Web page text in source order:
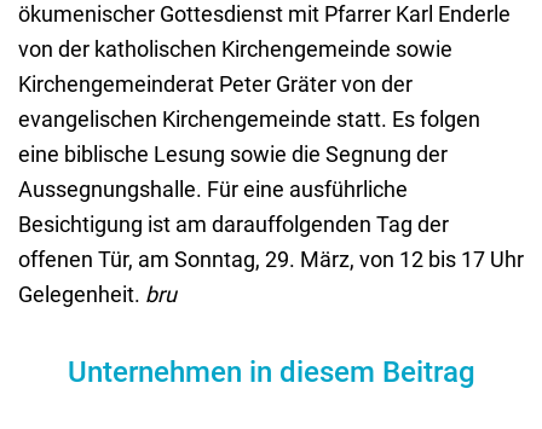
ökumenischer Gottesdienst mit Pfarrer Karl Enderle
von der katholischen Kirchengemeinde sowie
Kirchengemeinderat Peter Gräter von der
evangelischen Kirchengemeinde statt. Es folgen
eine biblische Lesung sowie die Segnung der
Aussegnungshalle. Für eine ausführliche
Besichtigung ist am darauffolgenden Tag der
offenen Tür, am Sonntag, 29. März, von 12 bis 17 Uhr
Gelegenheit. bru
Unternehmen in diesem Beitrag